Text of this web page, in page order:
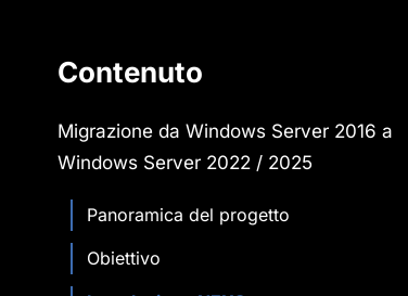
Contenuto
Migrazione da Windows Server 2016 a
Windows Server 2022 / 2025
Panoramica del progetto
Obiettivo